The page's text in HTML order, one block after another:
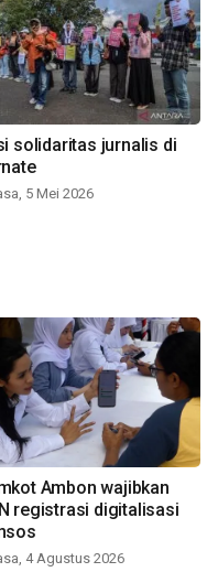
solidaritas jurnalis di
5 Mei 2026
Ambon wajibkan
registrasi digitalisasi
4 Agustus 2026